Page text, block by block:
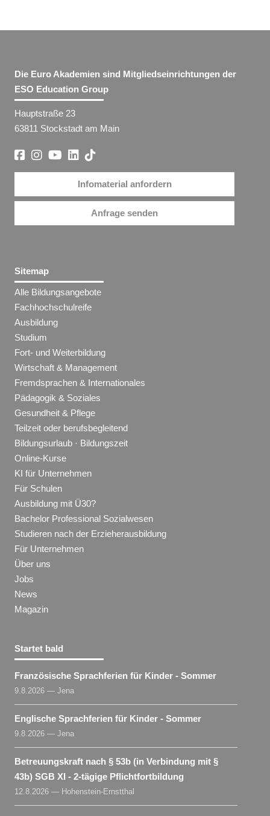
Die Euro Akademien sind Mitgliedseinrichtungen der
ESO Education Group
Hauptstraße 23
63811 Stockstadt am Main
Infomaterial anfordern
Anfrage senden
Sitemap
Alle Bildungsangebote
Fachhochschulreife
Ausbildung
Studium
Fort- und Weiterbildung
Wirtschaft & Management
Fremdsprachen & Internationales
Pädagogik & Soziales
Gesundheit & Pflege
Teilzeit oder berufsbegleitend
Bildungsurlaub · Bildungszeit
Online-Kurse
KI für Unternehmen
Für Schulen
Ausbildung mit Ü30?
Bachelor Professional Sozialwesen
Studieren nach der Erzieherausbildung
Für Unternehmen
Über uns
Jobs
News
Magazin
Startet bald
Französische Sprachferien für Kinder - Sommer
9.8.2026 — Jena
Englische Sprachferien für Kinder - Sommer
9.8.2026 — Jena
Betreuungskraft nach § 53b (in Verbindung mit §
43b) SGB XI - 2-tägige Pflichtfortbildung
12.8.2026 — Hohenstein-Ernstthal